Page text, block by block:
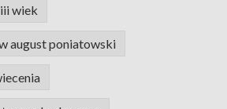
wiek
august poniatowski